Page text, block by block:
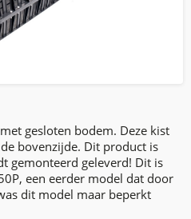
gesloten bodem. Deze kist
bovenzijde. Dit product is
gemonteerd geleverd! Dit is
een eerder model dat door
dit model maar beperkt